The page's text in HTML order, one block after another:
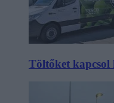
Töltőket kapcsol